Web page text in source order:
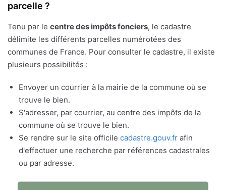
parcelle ?
Tenu par le centre des impôts fonciers, le cadastre
délimite les différents parcelles numérotées des
communes de France. Pour consulter le cadastre, il existe
plusieurs possibilités :
Envoyer un courrier à la mairie de la commune où se
trouve le bien.
S'adresser, par courrier, au centre des impôts de la
commune où se trouve le bien.
Se rendre sur le site officile cadastre.gouv.fr afin
d'effectuer une recherche par références cadastrales
ou par adresse.